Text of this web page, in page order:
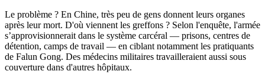
Le problème ? En Chine, très peu de gens donnent leurs organes
après leur mort. D'où viennent les greffons ? Selon l'enquête, l'armée
s’approvisionnerait dans le système carcéral — prisons, centres de
détention, camps de travail — en ciblant notamment les pratiquants
de Falun Gong. Des médecins militaires travailleraient aussi sous
couverture dans d'autres hôpitaux.